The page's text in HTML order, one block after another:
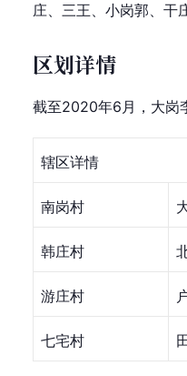
庄、三王、小岗郭、干
区划详情
截至2020年6月，大岗
辖区详情
南岗村
韩庄村
游庄村
七宅村